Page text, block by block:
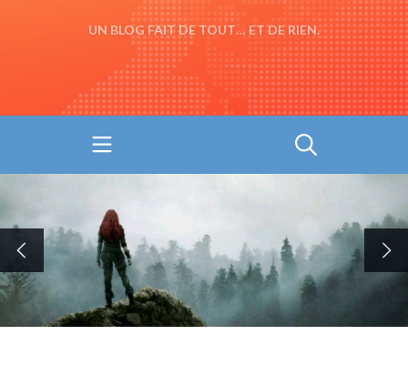
UN BLOG FAIT DE TOUT… ET DE RIEN.